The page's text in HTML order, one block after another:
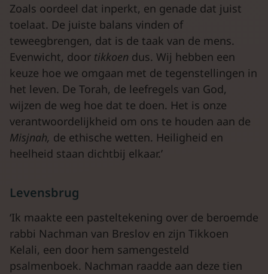
Zoals oordeel dat inperkt, en genade dat juist
toelaat. De juiste balans vinden of
teweegbrengen, dat is de taak van de mens.
Evenwicht, door tikkoen dus. Wij hebben een
keuze hoe we omgaan met de tegenstellingen in
het leven. De Torah, de leefregels van God,
wijzen de weg hoe dat te doen. Het is onze
verantwoordelijkheid om ons te houden aan de
Misjnah, de ethische wetten. Heiligheid en
heelheid staan dichtbij elkaar.’
Levensbrug
‘Ik maakte een pasteltekening over de beroemde
rabbi Nachman van Breslov en zijn Tikkoen
Kelali, een door hem samengesteld
psalmenboek. Nachman raadde aan deze tien